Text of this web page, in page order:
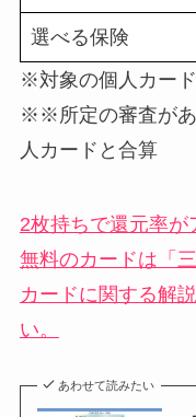
選べる保険
※対象の個人カー
※※所定の審査があ
人カードと合算
2枚持ちで還元率
無料のカードは「
カードに関する解
い。
あわせて読みたい